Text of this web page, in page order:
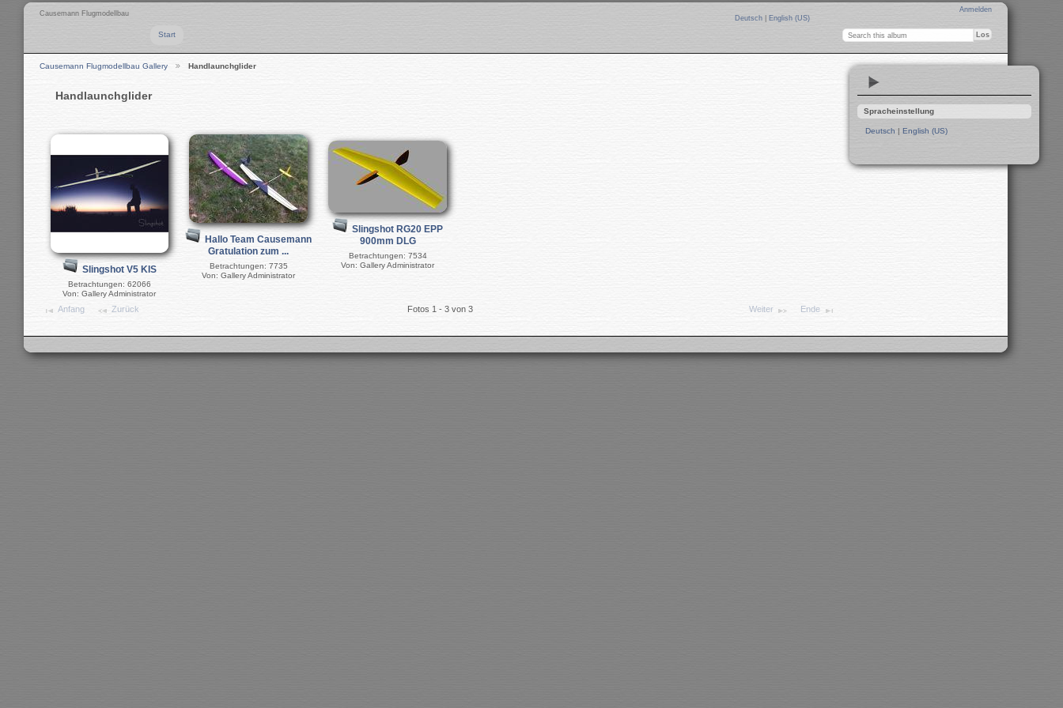
Causemann Flugmodellbau
Anmelden
Deutsch
English (US)
Start
Causemann Flugmodellbau Gallery Handlaunchglider
Handlaunchglider
Slingshot V5 KIS
Betrachtungen: 62066
Von: Gallery Administrator
Hallo Team Causemann
Gratulation zum ...
Betrachtungen: 7735
Von: Gallery Administrator
Slingshot RG20 EPP
900mm DLG
Betrachtungen: 7534
Von: Gallery Administrator
Anfang Zurück Fotos 1 - 3 von 3 Weiter Ende
Spracheinstellung
Deutsch English (US)